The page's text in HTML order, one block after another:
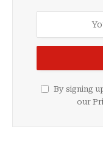
By signing
our